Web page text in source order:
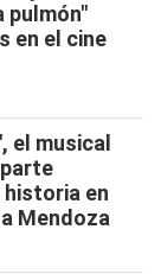
pulmón"
en el cine
el musical
en
Mendoza